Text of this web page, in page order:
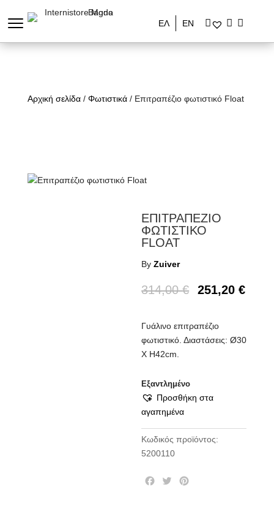
ΕΛ ΕΝ
Αρχική σελίδα/ Φωτιστικά/ Επιτραπέζιο φωτιστικό Float
ΕΠΙΤΡΑΠΕΖΙΟ
ΦΩΤΙΣΤΙΚΟ
FLOAT
ByZuiver
314,00€ 251,20€
Γυάλινο επιτραπέζιο
φωτιστικό. Διαστάσεις: Ø30
Χ Η42cm.
Εξαντλημένο
Προσθήκη στα
αγαπημένα
Κωδικός προϊόντος:
5200110
T